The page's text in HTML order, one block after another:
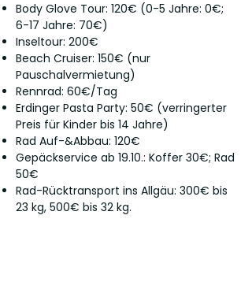
Body Glove Tour: 120€ (0-5 Jahre: 0€;
6-17 Jahre: 70€)
Inseltour: 200€
Beach Cruiser: 150€ (nur
Pauschalvermietung)
Rennrad: 60€/Tag
Erdinger Pasta Party: 50€ (verringerter
Preis für Kinder bis 14 Jahre)
Rad Auf-&Abbau: 120€
Gepäckservice ab 19.10.: Koffer 30€; Rad
50€
Rad-Rücktransport ins Allgäu: 300€ bis
23 kg, 500€ bis 32 kg.